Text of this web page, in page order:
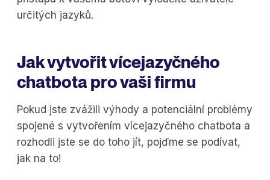
určitých jazyků.
Jak vytvořit vícejazyčného
chatbota pro vaši firmu
Pokud jste zvážili výhody a potenciální problémy
spojené s vytvořením vícejazyčného chatbota a
rozhodli jste se do toho jít, pojďme se podívat,
jak na to!